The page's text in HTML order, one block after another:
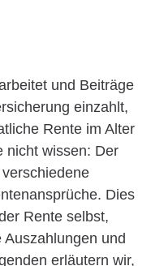
und Beiträge
einzahlt,
Rente im Alter
nicht wissen: Der
Dies
Rente selbst,
und
erläutern wir,